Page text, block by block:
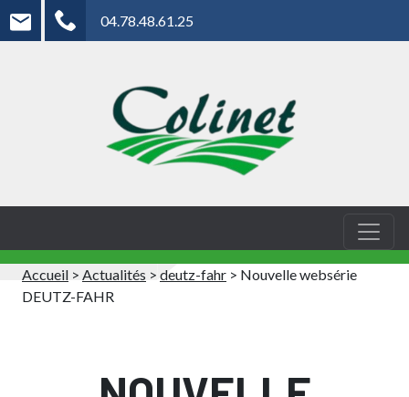
04.78.48.61.25
Accueil > Actualités > deutz-fahr > Nouvelle websérie
DEUTZ-FAHR